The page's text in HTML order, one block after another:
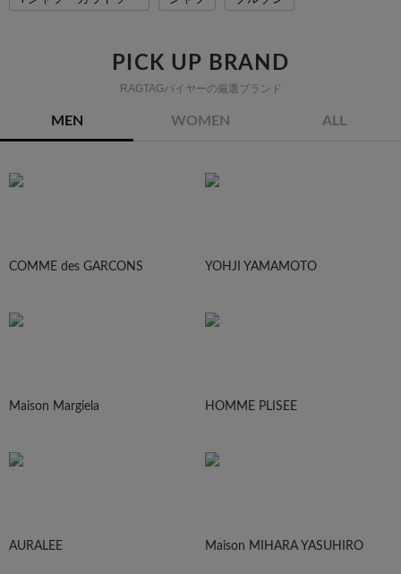
PICK UP BRAND
RAGTAGバイヤーの厳選ブランド
MEN WOMEN ALL
COMME des GARCONS YOHJI YAMAMOTO
Maison Margiela HOMME PLISEE
AURALEE Maison MIHARA YASUHIRO